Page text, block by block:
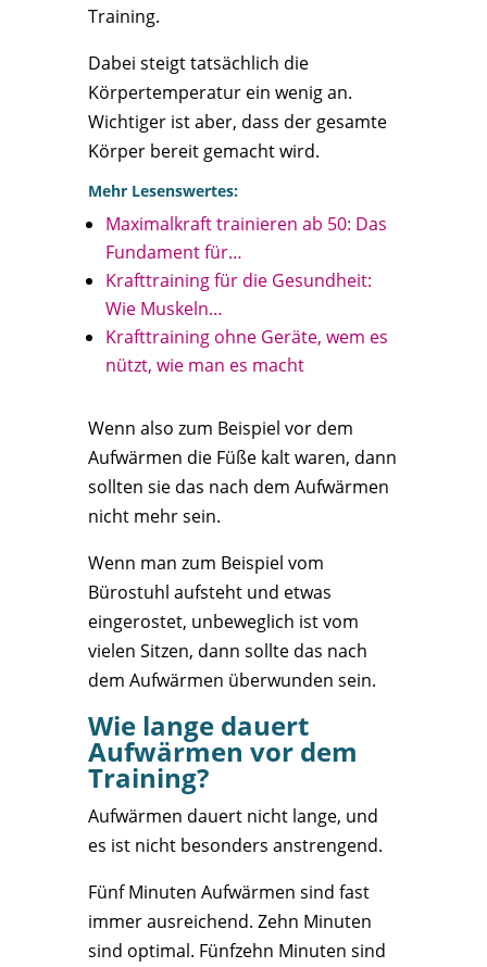
Training.
Dabei steigt tatsächlich die
Körpertemperatur ein wenig an.
Wichtiger ist aber, dass der gesamte
Körper bereit gemacht wird.
Mehr Lesenswertes:
Maximalkraft trainieren ab 50: Das
Fundament für…
Krafttraining für die Gesundheit:
Wie Muskeln…
Krafttraining ohne Geräte, wem es
nützt, wie man es macht
Wenn also zum Beispiel vor dem
Aufwärmen die Füße kalt waren, dann
sollten sie das nach dem Aufwärmen
nicht mehr sein.
Wenn man zum Beispiel vom
Bürostuhl aufsteht und etwas
eingerostet, unbeweglich ist vom
vielen Sitzen, dann sollte das nach
dem Aufwärmen überwunden sein.
Wie lange dauert
Aufwärmen vor dem
Training?
Aufwärmen dauert nicht lange, und
es ist nicht besonders anstrengend.
Fünf Minuten Aufwärmen sind fast
immer ausreichend. Zehn Minuten
sind optimal. Fünfzehn Minuten sind